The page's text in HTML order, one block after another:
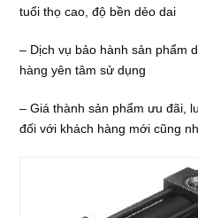
tuổi thọ cao, độ bền dẻo dai
– Dịch vụ bảo hành sản phẩm
hàng yên tâm sử dụng
– Giá thành sản phẩm ưu đãi,
đối với khách hàng mới cũng